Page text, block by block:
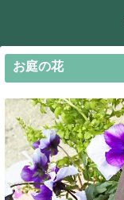
お庭の花